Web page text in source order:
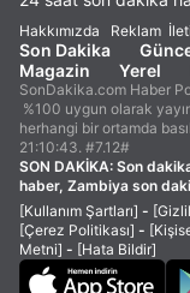
Hakkımızda Reklam
Son Dakika
Magazin
Yerel
SonDakika.com Haber
%100 uygun olarak
herhangi bir ortamda
21:10:43. #7.12#
SON DAKİKA: Son
haber, Zambiya son
[Kullanım Şartları] -
[Çerez Politikası] -
Metni] - [Hata Bildir]